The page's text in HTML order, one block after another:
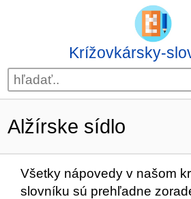
Krížovkársky-
Alžírske sídlo
Všetky nápovedy v našom
slovníku sú prehľadne